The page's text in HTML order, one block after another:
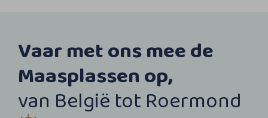
Vaar met ons mee de
Maasplassen op,
van België tot Roermond